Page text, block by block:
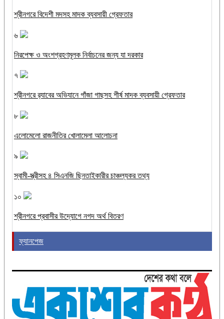
শ্রীনগরে বিদেশী মদসহ মাদক ব্যবসায়ী গ্রেফতার
৬
নিরপেক্ষ ও অংশগ্রহণমূলক নির্বাচনের জন্য যা দরকার
৭
শ্রীনগরে র‌্যাবের অভিযানে গাঁজা গাছসহ শীর্ষ মাদক ব্যবসায়ী গ্রেফতার
৮
এলোমেলো রাজনীতির খোলামেলা আলোচনা
৯
স্বামী-স্ত্রীসহ ৪ সিএনজি ছিনতাইকারীর চাঞ্চল্যকর তথ্য
১০
শ্রীনগরে প্রবাসীর উদ্যোগে নগদ অর্থ বিতরণ
ফ্যানপেজ